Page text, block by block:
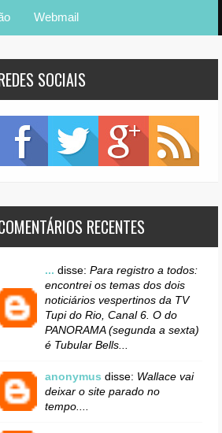
Webmail
SOCIAIS
RECENTES
... disse: Para registro a todos:
encontrei os temas dos dois
noticiários vespertinos da TV
Tupi do Rio, Canal 6. O do
PANORAMA (segunda a sexta)
é Tubular Bells...
anonymus disse: Wallace vai
deixar o site parado no
tempo....